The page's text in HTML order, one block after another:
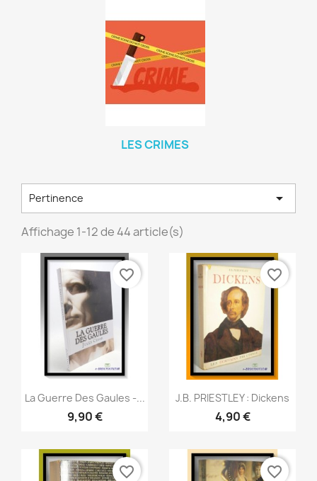
LES CRIMES
Pertinence 
Affichage 1-12 de 44 article(s)
Aperçu rapide
La Guerre Des Gaules -...
9,90 €
favorite_border
Aperçu rapide
J.B. PRIESTLEY : Dickens
4,90 €
favorite_border
favorite_border favorite_border